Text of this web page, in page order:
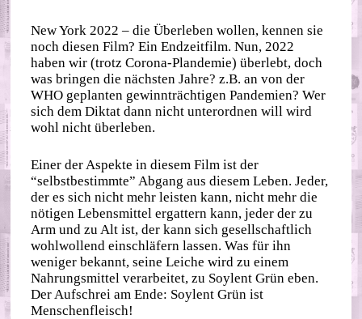
New York 2022 – die Überleben wollen, kennen sie
noch diesen Film? Ein Endzeitfilm. Nun, 2022
haben wir (trotz Corona-Plandemie) überlebt, doch
was bringen die nächsten Jahre? z.B. an von der
WHO geplanten gewinnträchtigen Pandemien? Wer
sich dem Diktat dann nicht unterordnen will wird
wohl nicht überleben.
Einer der Aspekte in diesem Film ist der
“selbstbestimmte” Abgang aus diesem Leben. Jeder,
der es sich nicht mehr leisten kann, nicht mehr die
nötigen Lebensmittel ergattern kann, jeder der zu
Arm und zu Alt ist, der kann sich gesellschaftlich
wohlwollend einschläfern lassen. Was für ihn
weniger bekannt, seine Leiche wird zu einem
Nahrungsmittel verarbeitet, zu Soylent Grün eben.
Der Aufschrei am Ende: Soylent Grün ist
Menschenfleisch!